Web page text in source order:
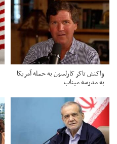
واکنش تاکر کارلسون به حمله آمریکا
به مدرسه میناب